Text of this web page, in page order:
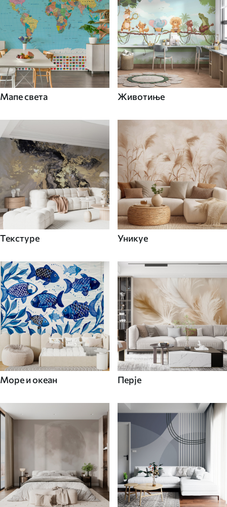
Мапе света Животиње
Текстуре Уникуе
Море и океан Перје